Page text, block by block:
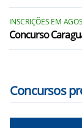
Embu-Guaçu/
Ferraz de
INSCRIÇÕES EM
Concurso
Concursos